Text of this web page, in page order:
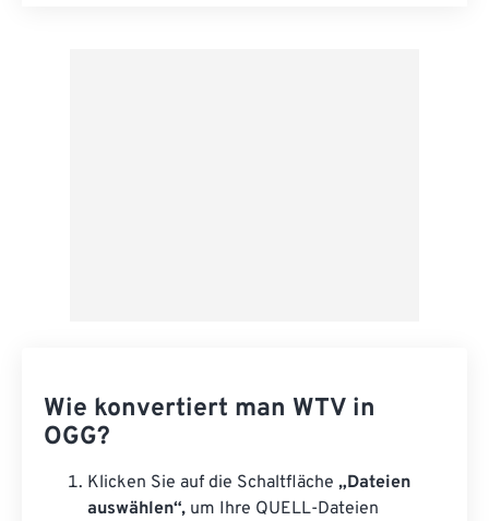
Wie konvertiert man WTV in
OGG?
Klicken Sie auf die Schaltfläche „Dateien
auswählen“, um Ihre QUELL-Dateien